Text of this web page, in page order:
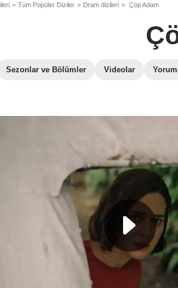
Tüm Popüler Diziler Dram dizileri Çöp Adam
Sezonlar ve Bölümler Videolar